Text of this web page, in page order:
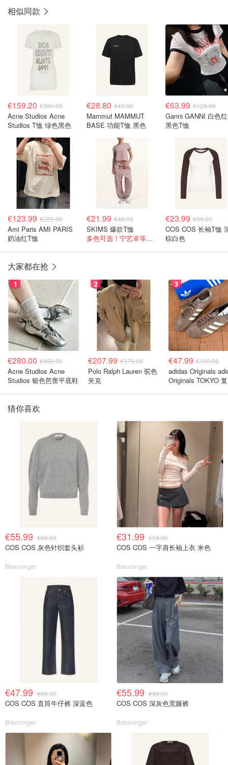
相似同款
€159.20 €390.00
Acne Studios Acne
Studios T恤 绿色黑色
€28.80 €40.00
Mammut MAMMUT
BASE 功能T恤 黑色
€63.99 €129.99
Ganni GANNI 白色
黑色T恤
€123.99 €220.00
Ami Paris AMI PARIS
奶油红T恤
€21.99 €46.00
SKIMS 爆款T恤
多色可选！宁艺卓等爱豆同款
€23.99 €39.00
COS COS 长袖T恤
棕白色
大家都在抢
1
€280.00 €490.00
Acne Studios Acne
Studios 银色芭蕾平底鞋
2
€207.99 €375.00
Polo Ralph Lauren 驼色
夹克
3
€47.99 €100.00
adidas Originals
Originals TOKYO
猜你喜欢
€55.99 €99.00
COS COS 灰色针织套头衫
Breuninger
€31.99 €59.00
COS COS 一字肩长袖上衣 米色
Breuninger
€47.99 €89.00
COS COS 直筒牛仔裤 深蓝色
Breuninger
€55.99 €99.00
COS COS 深灰色宽腿裤
Breuninger